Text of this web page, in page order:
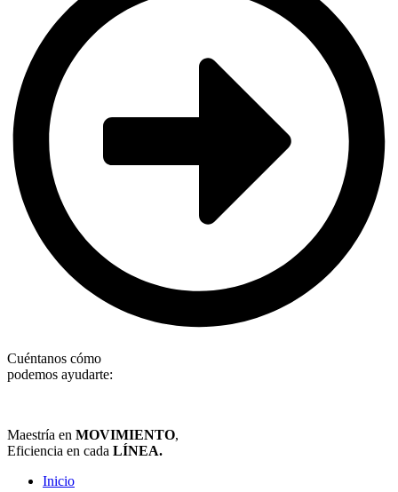
Cuéntanos cómo
podemos ayudarte:
Maestría en MOVIMIENTO,
Eficiencia en cada LÍNEA.
Inicio